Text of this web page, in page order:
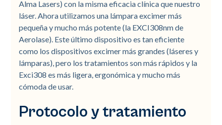
Alma Lasers) con la misma eficacia clínica que nuestro
láser. Ahora utilizamos una lámpara excimer más
pequeña y mucho más potente (la EXCI308nm de
Aerolase). Este último dispositivo es tan eficiente
como los dispositivos excimer más grandes (láseres y
lámparas), pero los tratamientos son más rápidos y la
Exci308 es más ligera, ergonómica y mucho más
cómoda de usar.
Protocolo y tratamiento